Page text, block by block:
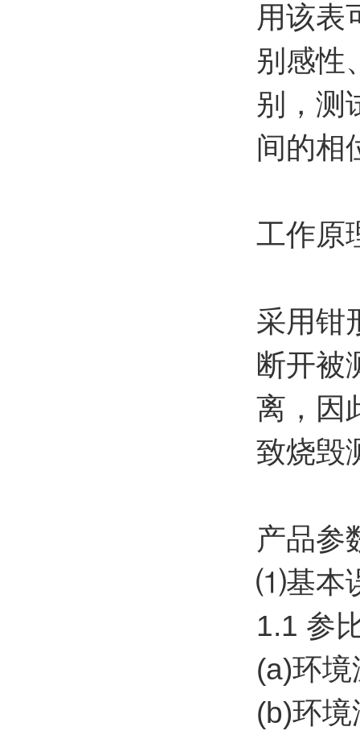
用该表
别感性
别，测
间的相
工作原
采用钳
断开被
离，因
致烧毁
产品参
⑴基本
1.1 参
(a)环
(b)环